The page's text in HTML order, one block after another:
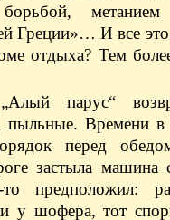
борьбой,
Греции»… И все это
отдыха? Тем
парус“
пыльные. Времени
перед
застыла машина
предположил:
у шофера, тот